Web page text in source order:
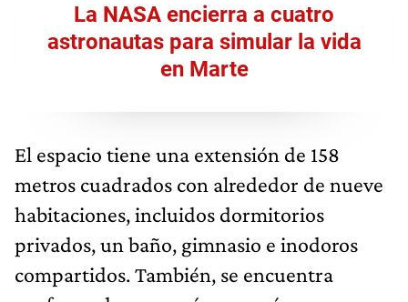
La NASA encierra a cuatro
astronautas para simular la vida
en Marte
El espacio tiene una extensión de 158
metros cuadrados con alrededor de nueve
habitaciones, incluidos dormitorios
privados, un baño, gimnasio e inodoros
compartidos. También, se encuentra